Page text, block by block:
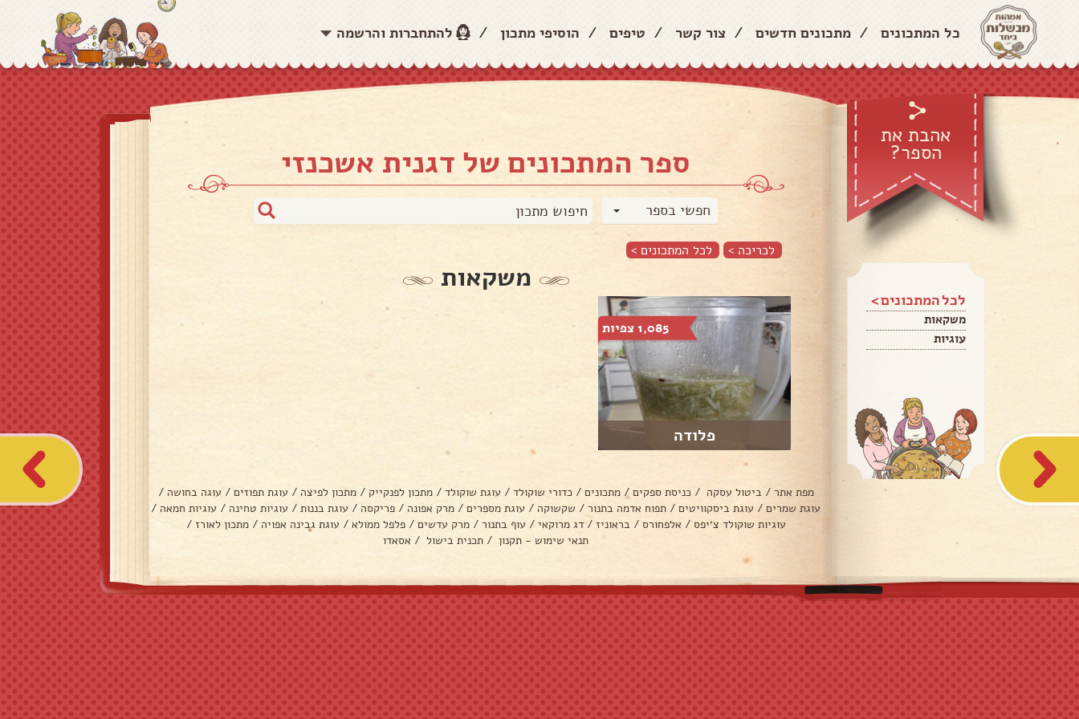
כל המתכונים / מתכונים חדשים / צור קשר / טיפים / הוסיפי מתכון / להתחברות והרשמה
אהבת את
הספר?
לכל המתכונים >
משקאות
עוגיות
ספר המתכונים של דגנית אשכנזי
חפשי בספר
לכריכה > לכל המתכונים >
משקאות
1,085 צפיות
פלודה
מפת אתר / ביטול עסקה / כניסת ספקים / מתכונים / כדורי שוקולד / עוגת שוקולד / מתכון לפנקייק / מתכון לפיצה / עוגת תפוזים / עוגה בחושה /
עוגת שמרים / עוגת ביסקוויטים / תפוח אדמה בתנור / שקשוקה / עוגת מספרים / מרק אפונה / פריקסה / עוגת בננות / עוגיות טחינה / עוגיות חמאה /
עוגיות שוקולד צ׳יפס / אלפחורס / בראוניז / דג מרוקאי / עוף בתנור / מרק עדשים / פלפל ממולא / עוגת גבינה אפויה / מתכון לאורז /
תנאי שימוש - תקנון / תכנית בישול / אסאדו